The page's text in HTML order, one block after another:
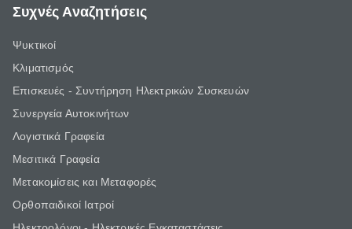
Συχνές Αναζητήσεις
Ψυκτικοί
Κλιματισμός
Επισκευές - Συντήρηση Ηλεκτρικών Συσκευών
Συνεργεία Αυτοκινήτων
Λογιστικά Γραφεία
Μεσιτικά Γραφεία
Μετακομίσεις και Μεταφορές
Ορθοπαιδικοί Ιατροί